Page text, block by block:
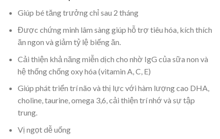
Giúp bé tăng trưởng chỉ sau 2 tháng
Được chứng minh lâm sàng giúp hỗ trợ tiêu hóa, kích thích
ăn ngon và giảm tỷ lệ biếng ăn.
Cải thiện khả năng miễn dịch cho nhờ IgG của sữa non và
hệ thống chống oxy hóa (vitamin A, C, E)
Giúp phát triển trí não và thị lực với hàm lượng cao DHA,
choline, taurine, omega 3,6, cải thiện trí nhớ và sự tập
trung.
Vị ngọt dễ uống